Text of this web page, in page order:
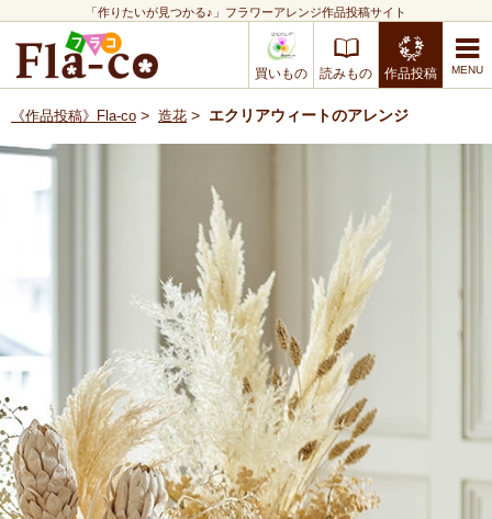
「作りたいが見つかる♪」フラワーアレンジ作品投稿サイト
買いもの 読みもの 作品投稿
《作品投稿》Fla-co > 造花 > エクリアウィートのアレンジ